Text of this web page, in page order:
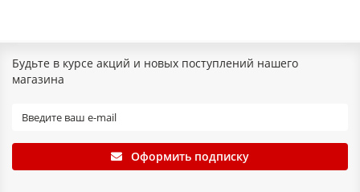
Будьте в курсе акций и новых поступлений нашего
магазина
Оформить подписку